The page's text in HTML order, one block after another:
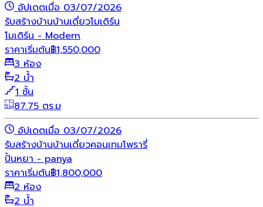
อัปเดตเมื่อ 03/07/2026
รับสร้างบ้านบ้านเดี่ยวโมเดิร์น
โมเดิร์น - Modern
ราคาเริ่มต้น฿1,550,000
3 ห้อง
2 น้ำ
1 ชั้น
87.75 ตร.ม
อัปเดตเมื่อ 03/07/2026
รับสร้างบ้านบ้านเดี่ยวคอนเทมโพรารี่
ปั้นหยา - panya
ราคาเริ่มต้น฿1,800,000
2 ห้อง
2 น้ำ